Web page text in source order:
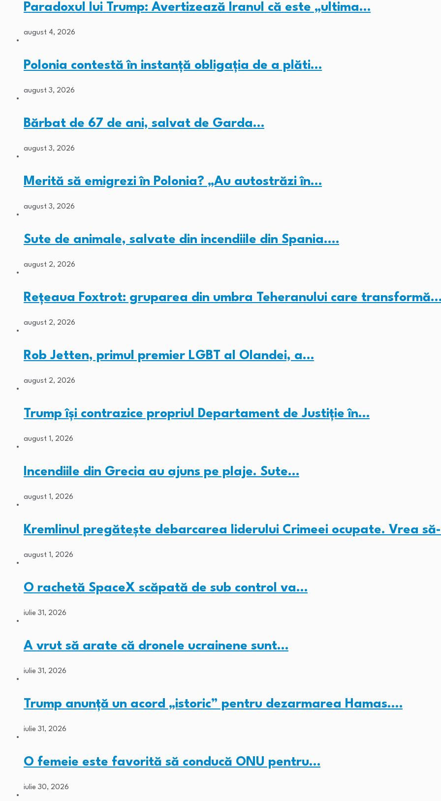
Paradoxul lui Trump: Avertizează Iranul că este „ultima…
august 4, 2026
Polonia contestă în instanță obligația de a plăti…
august 3, 2026
Bărbat de 67 de ani, salvat de Garda…
august 3, 2026
Merită să emigrezi în Polonia? „Au autostrăzi în…
august 3, 2026
Sute de animale, salvate din incendiile din Spania.…
august 2, 2026
Rețeaua Foxtrot: gruparea din umbra Teheranului care
august 2, 2026
Rob Jetten, primul premier LGBT al Olandei, a…
august 2, 2026
Trump își contrazice propriul Departament de Justiție în…
august 1, 2026
Incendiile din Grecia au ajuns pe plaje. Sute…
august 1, 2026
Kremlinul pregătește debarcarea liderului Crimeei ocupate. Vrea
august 1, 2026
O rachetă SpaceX scăpată de sub control va…
iulie 31, 2026
A vrut să arate că dronele ucrainene sunt…
iulie 31, 2026
Trump anunță un acord „istoric” pentru dezarmarea Hamas.…
iulie 31, 2026
O femeie este favorită să conducă ONU pentru…
iulie 30, 2026